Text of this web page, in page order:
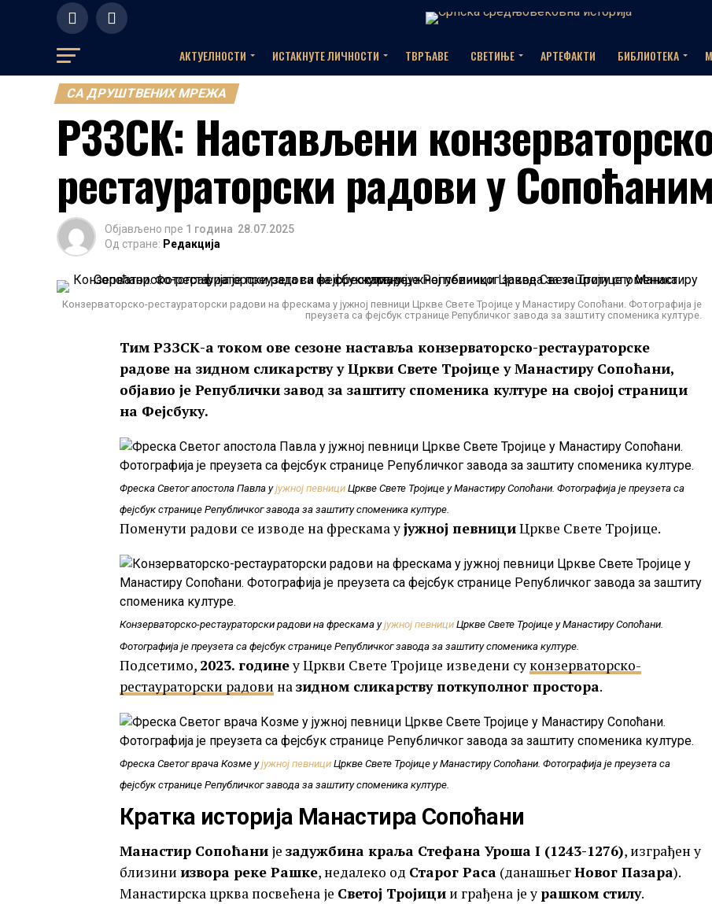
АКТУЕЛНOСТИ ИСТАКНУТЕ ЛИЧНОСТИ ТВРЂАВЕ СВЕТИЊЕ АРТЕФАКТИ БИБЛИОТЕКА
СА ДРУШТВЕНИХ МРЕЖА
РЗЗСК: Настављени
рестаураторски радови у
Објављено пре 1 година 28.07.2025
Од стране: Редакција
Конзерваторско-рестаураторски радови на фрескама у јужној певници Цркве Свете Тројице у Манастиру Сопоћани. Фотографија је
преузета са фејсбук странице Републичког завода за заштиту споменика културе.
Тим РЗЗСК-а током ове сезоне наставља конзерваторско-рестаураторске
радове на зидном сликарству у Цркви Свете Тројице у Манастиру Сопоћани,
објавио је Републички завод за заштиту споменика културе на својој страници
на Фејсбуку.
Фреска Светог апостола Павла ујужној певници Цркве Свете Тројице у Манастиру Сопоћани. Фотографија је преузета са
фејсбук странице Републичког завода за заштиту споменика културе.
Поменути радови се изводе на фрескама ујужној певнициЦркве Свете Тројице.
Конзерваторско-рестаураторски радови на фрескама ујужној певници Цркве Свете Тројице у Манастиру Сопоћани.
Фотографија је преузета са фејсбук странице Републичког завода за заштиту споменика културе.
Подсетимо, 2023. годинеу Цркви Свете Тројице изведени су конзерваторско-
рестаураторски радови назидном сликарству поткуполног простора.
Фреска Светог врача Козме ујужној певници Цркве Свете Тројице у Манастиру Сопоћани. Фотографија је преузета са
фејсбук странице Републичког завода за заштиту споменика културе.
Кратка историја Манастира Сопоћани
Манастир Сопоћани је задужбина краља Стефана Уроша I (1243-1276), изграђен у
близини извора реке Рашке, недалеко од Старог Раса (данашњегНовог Пазара).
Манастирска црква посвећена је Светој Тројици и грађена је у рашком стилу.